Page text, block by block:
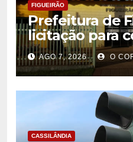
FIGUEIRÃO
Prefeitura de
licitação para
estrutura de
AGO 7, 2026 O
CASSILÂNDIA